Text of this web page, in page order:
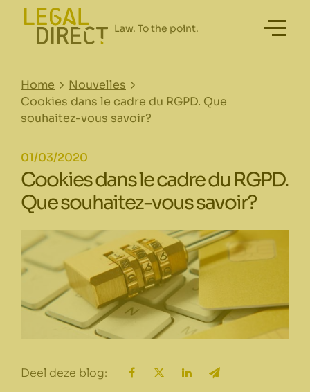
Home
Nouvelles
Cookies dans le cadre du RGPD. Que
souhaitez-vous savoir?
Cookies dans le cadre du RGPD.
Que souhaitez-vous savoir?
01/03/2020
Deel deze blog: